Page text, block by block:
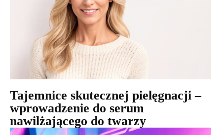
Tajemnice skutecznej pielęgnacji –
wprowadzenie do serum
nawilżającego do twarzy